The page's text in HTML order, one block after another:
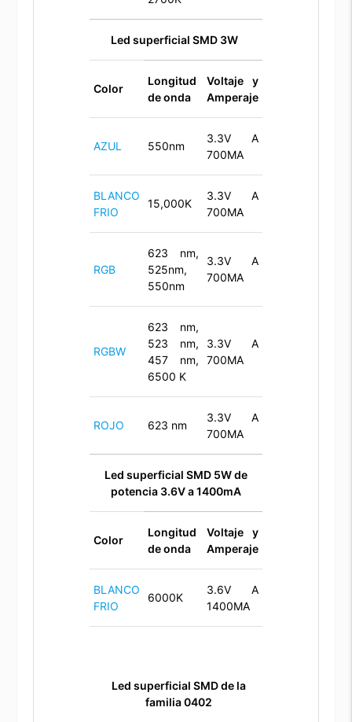
Led superficial SMD 3W
Color
Longitud
de onda
Voltaje y
Amperaje
AZUL 550nm
3.3V A
700MA
BLANCO
FRIO
15,000K
3.3V A
700MA
RGB
623 nm,
525nm,
550nm
3.3V A
700MA
RGBW
623 nm,
523 nm,
457 nm,
6500 K
3.3V A
700MA
ROJO 623 nm
3.3V A
700MA
Led superficial SMD 5W de
potencia 3.6V a 1400mA
Color
Longitud
de onda
Voltaje y
Amperaje
BLANCO
FRIO
6000K
3.6V A
1400MA
Led superficial SMD de la
familia 0402